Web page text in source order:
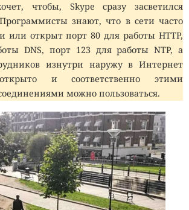
чтобы, Skype сразу засветился
знают, что в сети часто
или открыт порт 80 для работы HTTP,
DNS, порт 123 для работы NTP, а
изнутри наружу в Интернет
и соответственно этими
можно пользоваться.